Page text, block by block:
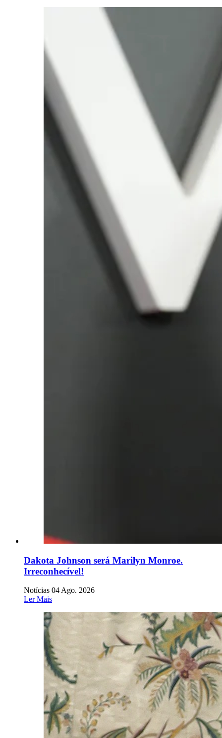
Dakota Johnson será Marilyn Monroe.
Irreconhecível!
Notícias 04 Ago. 2026
Ler Mais